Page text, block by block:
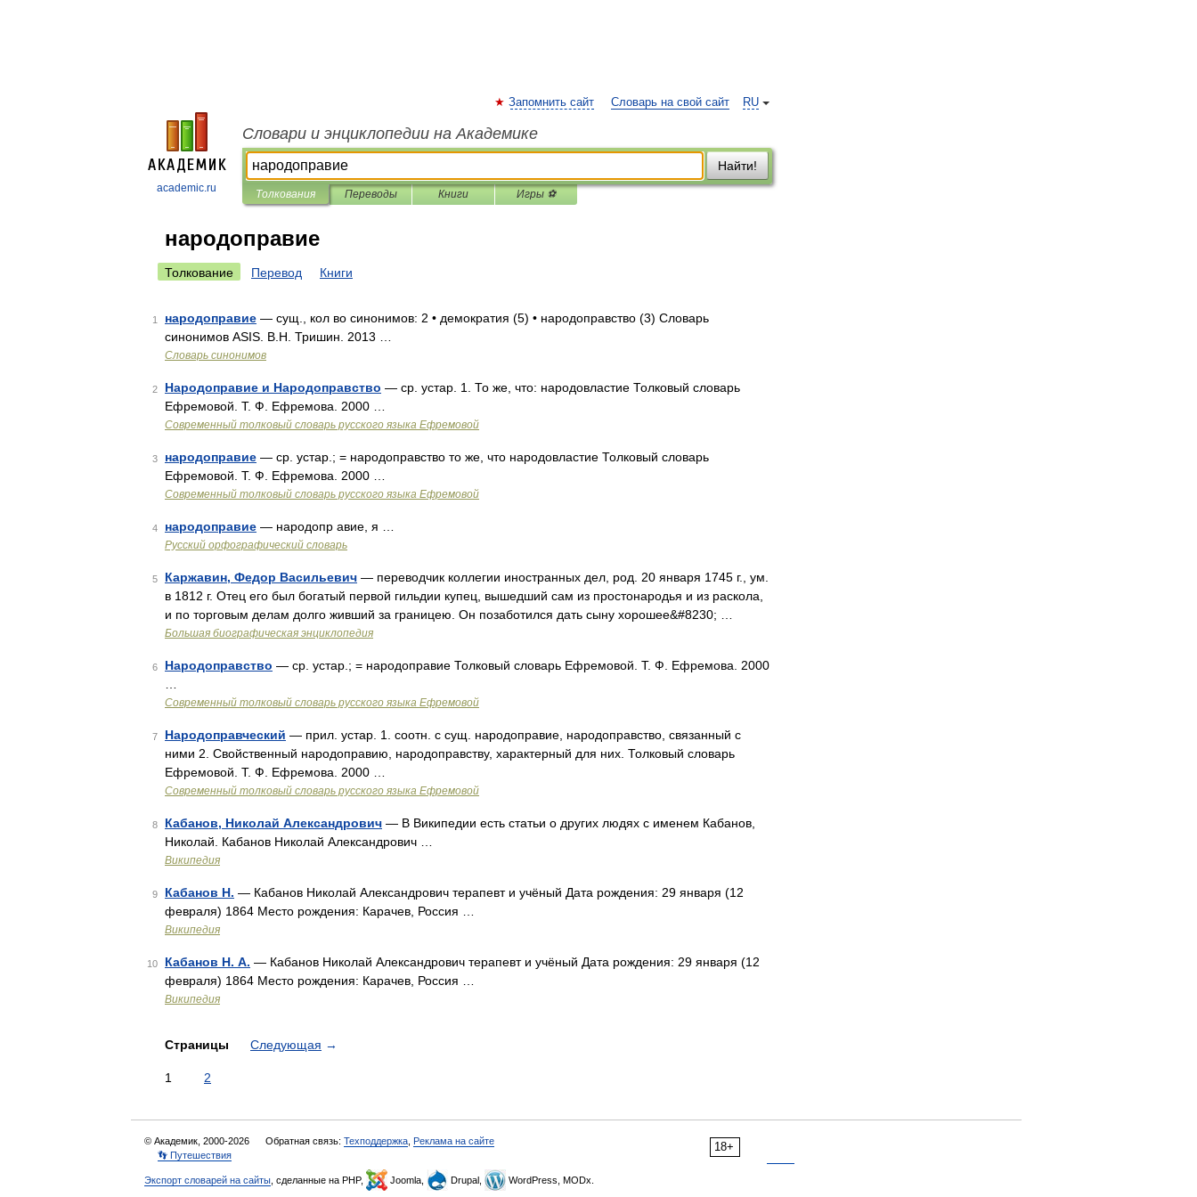
academic.ru
RU
Запомнить сайт Словарь на свой сайт
Словари и энциклопедии на Академике
Найти!
Толкования Переводы Книги Игры ⚽
народоправие
Толкование Перевод Книги
1 народоправие — сущ., кол во синонимов: 2 • демократия (5) • народоправство (3) Словарь
синонимов ASIS. В.Н. Тришин. 2013 …
Словарь синонимов
2 Народоправие и Народоправство — ср. устар. 1. То же, что: народовластие Толковый словарь
Ефремовой. Т. Ф. Ефремова. 2000 …
Современный толковый словарь русского языка Ефремовой
3 народоправие — ср. устар.; = народоправство то же, что народовластие Толковый словарь
Ефремовой. Т. Ф. Ефремова. 2000 …
Современный толковый словарь русского языка Ефремовой
4 народоправие — народопр авие, я …
Русский орфографический словарь
5 Каржавин, Федор Васильевич — переводчик коллегии иностранных дел, род. 20 января 1745 г., ум.
в 1812 г. Отец его был богатый первой гильдии купец, вышедший сам из простонародья и из раскола,
и по торговым делам долго живший за границею. Он позаботился дать сыну хорошее&#8230; …
Большая биографическая энциклопедия
6 Народоправство — ср. устар.; = народоправие Толковый словарь Ефремовой. Т. Ф. Ефремова. 2000
Современный толковый словарь русского языка Ефремовой
7 Народоправческий — прил. устар. 1. соотн. с сущ. народоправие, народоправство, связанный с
ними 2. Свойственный народоправию, народоправству, характерный для них. Толковый словарь
Ефремовой. Т. Ф. Ефремова. 2000 …
Современный толковый словарь русского языка Ефремовой
8 Кабанов, Николай Александрович — В Википедии есть статьи о других людях с именем Кабанов,
Николай. Кабанов Николай Александрович …
Википедия
9 Кабанов Н. — Кабанов Николай Александрович терапевт и учёный Дата рождения: 29 января (12
февраля) 1864 Место рождения: Карачев, Россия …
Википедия
10 Кабанов Н. А. — Кабанов Николай Александрович терапевт и учёный Дата рождения: 29 января (12
февраля) 1864 Место рождения: Карачев, Россия …
Википедия
Страницы Следующая →
1 2
18+
© Академик, 2000-2026 Обратная связь: Техподдержка Реклама на сайте
👣 Путешествия
Экспорт словарей на сайты , сделанные на PHP, Joomla, Drupal, WordPress, MODx.